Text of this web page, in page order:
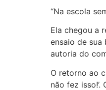
“Na escola
Ela chegou a
ensaio de sua
autoria do
O retorno ao
não fez